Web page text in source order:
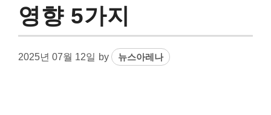
영향 5가지
2025년 07월 12일 by 뉴스아레나